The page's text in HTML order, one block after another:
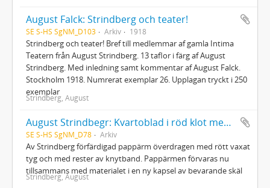
August Falck: Strindberg och teater!
SE S-HS SgNM_D103 Arkiv 1918
Strindberg och teater! Bref till medlemmar af gamla Intima
Teatern från August Strindberg. 13 taflor i färg af August
Strindberg. Med inledning samt kommentar af August Falck.
Stockholm 1918. Numrerat exemplar 26. Upplagan tryckt i 250
exemplar
Strindberg, August
August Strindbegr: Kvartoblad i röd klot med band
SE S-HS SgNM_D78 Arkiv
Av Strindberg förfärdigad pappärm överdragen med rött vaxat
tyg och med rester av knytband. Pappärmen förvaras nu
tillsammans med materialet i en ny kapsel av bevarande skäl
Strindberg, August